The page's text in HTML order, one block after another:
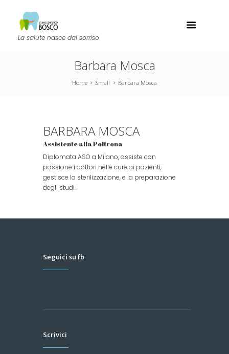
La salute nasce dal sorriso
Barbara Mosca
Home Small Barbara Mosca
BARBARA MOSCA
Assistente alla Poltrona
Diplomata ASO a Milano, assiste con
passione i dottori nelle cure ai pazienti,
gestisce la sterilizzazione, e la preparazione
degli studi.
Seguici su fb
Scrivici